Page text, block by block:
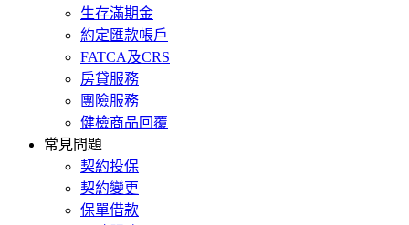
生存滿期金
約定匯款帳戶
FATCA及CRS
房貸服務
團險服務
健檢商品回覆
常見問題
契約投保
契約變更
保單借款